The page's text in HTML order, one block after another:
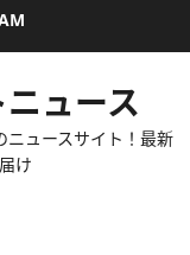
ュース
ュースサイト！最新
け